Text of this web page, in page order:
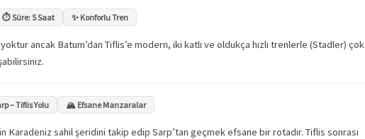
⏱️ Süre: 5 Saat ✨ Konforlu Tren
ancak Batum’dan Tiflis’e modern, iki katlı ve oldukça hızlı trenlerle (Stadler) çok
– Tiflis Yolu 🏔️ Efsane Manzaralar
Karadeniz sahil şeridini takip edip Sarp’tan geçmek efsane bir rotadır. Tiflis sonrası